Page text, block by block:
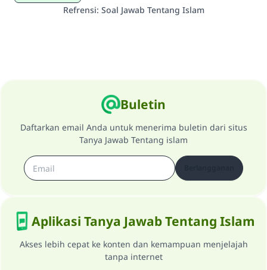
Refrensi: Soal Jawab Tentang Islam
Buletin
Daftarkan email Anda untuk menerima buletin dari situs
Tanya Jawab Tentang islam
Aplikasi Tanya Jawab Tentang Islam
Akses lebih cepat ke konten dan kemampuan menjelajah
tanpa internet